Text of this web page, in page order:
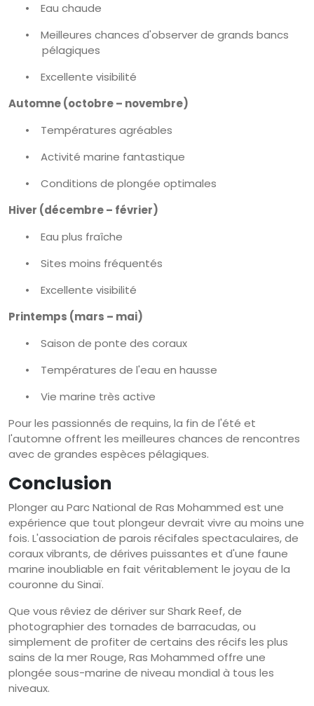
•
Eau chaude
•
Meilleures chances d'observer de grands bancs
pélagiques
•
Excellente visibilité
Automne (octobre – novembre)
•
Températures agréables
•
Activité marine fantastique
•
Conditions de plongée optimales
Hiver (décembre – février)
•
Eau plus fraîche
•
Sites moins fréquentés
•
Excellente visibilité
Printemps (mars – mai)
•
Saison de ponte des coraux
•
Températures de l'eau en hausse
•
Vie marine très active
Pour les passionnés de requins, la fin de l'été et
l'automne offrent les meilleures chances de rencontres
avec de grandes espèces pélagiques.
Conclusion
Plonger au Parc National de Ras Mohammed est une
expérience que tout plongeur devrait vivre au moins une
fois. L'association de parois récifales spectaculaires, de
coraux vibrants, de dérives puissantes et d'une faune
marine inoubliable en fait véritablement le joyau de la
couronne du Sinaï.
Que vous rêviez de dériver sur Shark Reef, de
photographier des tornades de barracudas, ou
simplement de profiter de certains des récifs les plus
sains de la mer Rouge, Ras Mohammed offre une
plongée sous-marine de niveau mondial à tous les
niveaux.